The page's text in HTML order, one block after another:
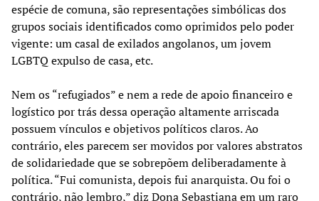
espécie de comuna, são representações simbólicas dos
grupos sociais identificados como oprimidos pelo poder
vigente: um casal de exilados angolanos, um jovem
LGBTQ expulso de casa, etc.
Nem os “refugiados” e nem a rede de apoio financeiro e
logístico por trás dessa operação altamente arriscada
possuem vínculos e objetivos políticos claros. Ao
contrário, eles parecem ser movidos por valores abstratos
de solidariedade que se sobrepõem deliberadamente à
política. “Fui comunista, depois fui anarquista. Ou foi o
contrário, não lembro,” diz Dona Sebastiana em um raro